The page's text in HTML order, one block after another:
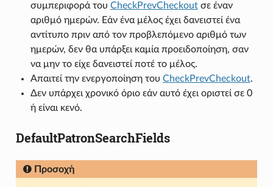
συμπεριφορά του CheckPrevCheckoutσε έναν
αριθμό ημερών. Εάν ένα μέλος έχει δανειστεί ένα
αντίτυπο πριν από τον προβλεπόμενο αριθμό των
ημερών, δεν θα υπάρξει καμία προειδοποίηση, σαν
να μην το είχε δανειστεί ποτέ το μέλος.
Απαιτεί την ενεργοποίηση του CheckPrevCheckout.
Δεν υπάρχει χρονικό όριο εάν αυτό έχει οριστεί σε 0
ή είναι κενό.
DefaultPatronSearchFields
Προσοχή